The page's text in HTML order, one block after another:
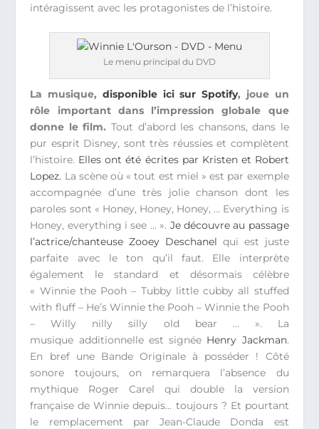
intéragissent avec les protagonistes de l’histoire.
Le menu principal du DVD
La musique, disponible ici sur Spotify, joue un
rôle important dans l’impression globale que
donne le film. Tout d’abord les chansons, dans le
pur esprit Disney, sont très réussies et complètent
l’histoire. Elles ont été écrites par Kristen et Robert
Lopez. La scène où « tout est miel » est par exemple
accompagnée d’une très jolie chanson dont les
paroles sont « Honey, Honey, Honey, … Everything is
Honey, everything i see … ». Je découvre au passage
l’actrice/chanteuse Zooey Deschanel qui est juste
parfaite avec le ton qu’il faut. Elle interprète
également le standard et désormais célèbre
« Winnie the Pooh – Tubby little cubby all stuffed
with fluff – He’s Winnie the Pooh – Winnie the Pooh
– Willy nilly silly old bear … ». La
musique additionnelle est signée Henry Jackman.
En bref une Bande Originale à posséder ! Côté
sonore toujours, on remarquera l’absence du
mythique Roger Carel qui double la version
française de Winnie depuis… toujours ? Et pourtant
le remplacement par Jean-Claude Donda est